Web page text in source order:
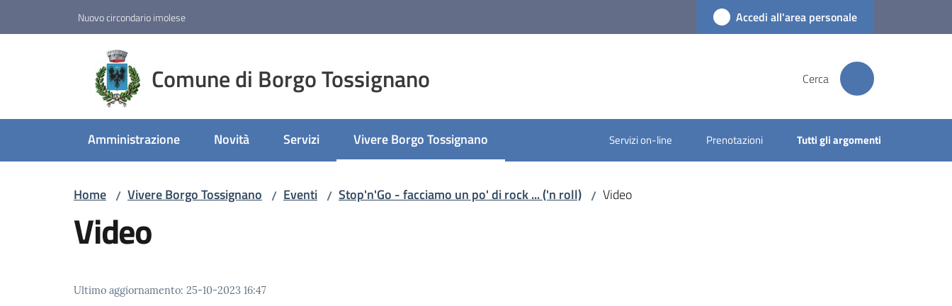
Nuovo circondario imolese Accedi all'area personale
Comune di Borgo Tossignano Cerca
Amministrazione Novità Servizi Vivere Borgo Tossignano
Menu selezionato Servizi on-line Prenotazioni Tutti gli argomenti
Home / Vivere Borgo Tossignano / Eventi / Stop'n'Go - facciamo un po' di rock ... ('n roll) / Video
Video
Ultimo aggiornamento: 25-10-2023 16:47